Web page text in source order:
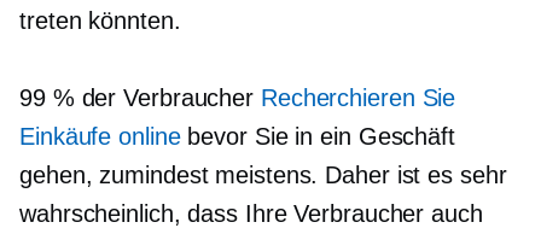
treten könnten.
99 % der Verbraucher Recherchieren Sie
Einkäufe onlinebevor Sie in ein Geschäft
gehen, zumindest meistens. Daher ist es sehr
wahrscheinlich, dass Ihre Verbraucher auch